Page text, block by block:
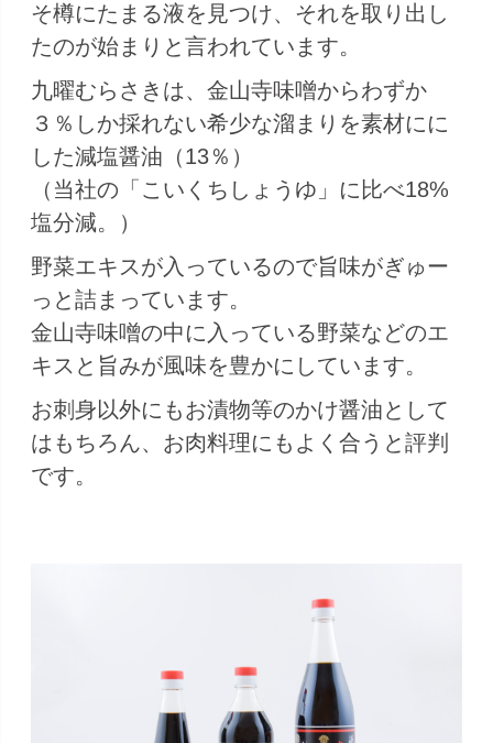
そ樽にたまる液を見つけ、それを取り出し
たのが始まりと言われています。
九曜むらさきは、金山寺味噌からわずか
３％しか採れない希少な溜まりを素材にに
した減塩醤油（13％）
（当社の「こいくちしょうゆ」に比べ18%
塩分減。）
野菜エキスが入っているので旨味がぎゅー
っと詰まっています。
金山寺味噌の中に入っている野菜などのエ
キスと旨みが風味を豊かにしています。
お刺身以外にもお漬物等のかけ醤油として
はもちろん、お肉料理にもよく合うと評判
です。